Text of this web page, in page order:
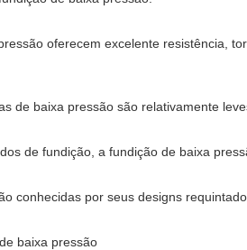
oferecem excelente resistência,
de baixa pressão são relativamente
de fundição, a fundição de baixa
conhecidas por seus designs
baixa pressão